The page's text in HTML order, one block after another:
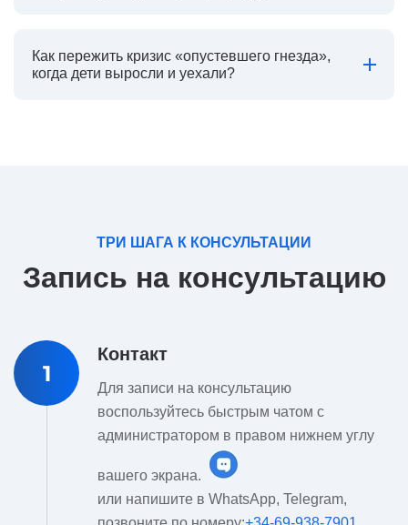
Как пережить кризис «опустевшего гнезда»,
когда дети выросли и уехали?
ТРИ ШАГА К КОНСУЛЬТАЦИИ
Запись на консультацию
1
Контакт
Для записи на консультацию
воспользуйтесь быстрым чатом с
администратором в правом нижнем углу
вашего экрана.
или напишите в WhatsApp, Telegram,